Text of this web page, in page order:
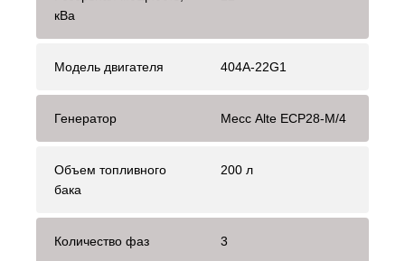
кВа
Модель двигателя 404A-22G1
Генератор Mecc Alte ЕСР28-М/4
Объем топливного
бака
200 л
Количество фаз 3